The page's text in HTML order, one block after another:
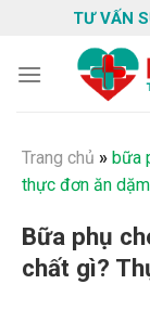
content
TƯ VẤN
Trang chủ » bữa
thực đơn ăn
Bữa phụ
chất gì?